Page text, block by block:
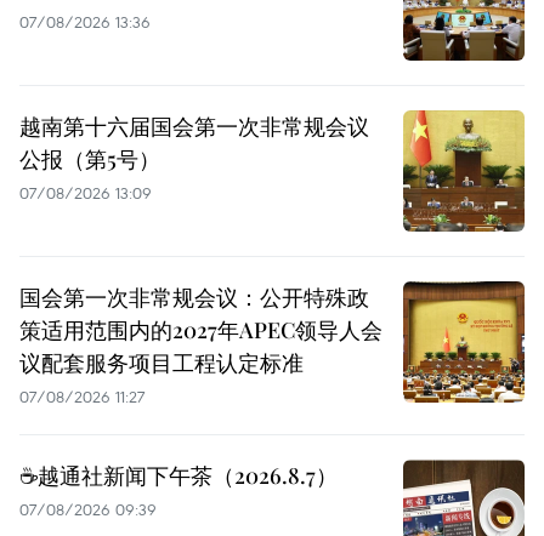
07/08/2026 13:36
越南第十六届国会第一次非常规会议
公报（第5号）
07/08/2026 13:09
国会第一次非常规会议：公开特殊政
策适用范围内的2027年APEC领导人会
议配套服务项目工程认定标准
07/08/2026 11:27
☕️越通社新闻下午茶（2026.8.7）
07/08/2026 09:39